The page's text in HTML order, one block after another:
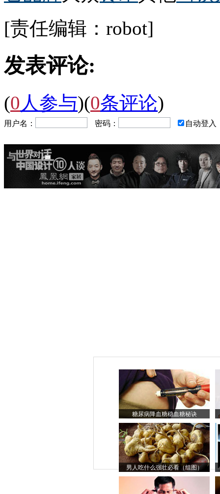
[责任编辑：robot]
发表评论:
(0 人参与)(0条评论)
用户名： 密码： 自动登入
糖尿病降血糖稳血糖秘诀
男人吃什么强壮必看（组图）